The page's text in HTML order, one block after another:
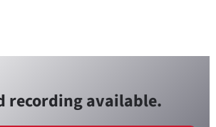
recording available.